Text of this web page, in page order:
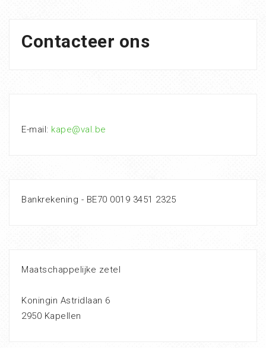
Contacteer ons
E-mail: kape@val.be
Bankrekening - BE70 0019 3451 2325
Maatschappelijke zetel
Koningin Astridlaan 6
2950 Kapellen